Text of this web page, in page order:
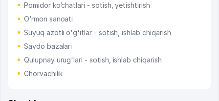
Pomidor ko‘chatlari - sotish, yetishtirish
O‘rmon sanoati
Suyuq azotli o'g'itlar - sotish, ishlab chiqarish
Savdo bazalari
Qulupnay urug'lari - sotish, ishlab chiqarish
Chorvachilik